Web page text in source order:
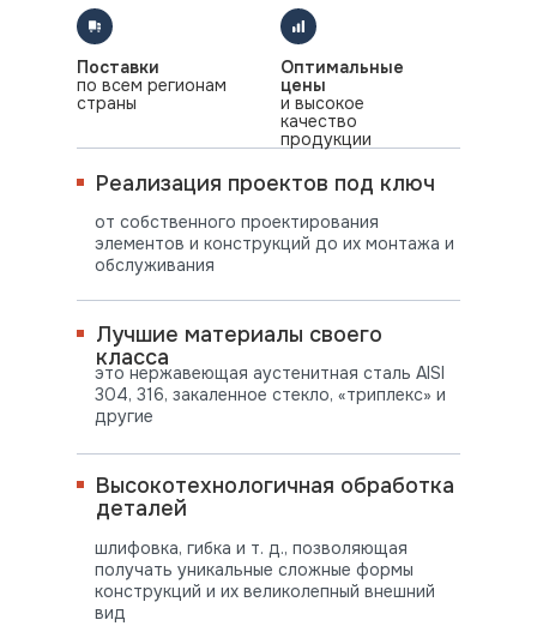
это нержавеющая аустенитная сталь AISI
304, 316, закаленное стекло, «триплекс» и
другие
шлифовка, гибка и т. д., позволяющая
получать уникальные сложные формы
конструкций и их великолепный внешний
вид
от собственного проектирования
элементов и конструкций до их монтажа и
обслуживания
Лучшие материалы своего
класса
Высокотехнологичная обработка
деталей
Реализация проектов под ключ
Оптимальные
цены
и высокое
качество
продукции
Поставки
по всем регионам
страны